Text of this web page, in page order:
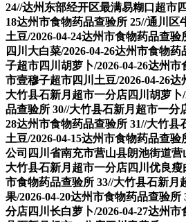
24//达州东部经开区最满易糊口超市
18达州市食物药品查验所 25//通川区
土豆/2026-04-24达州市食物药品查
四川大白菜/2026-04-26达州市食物
子超市四川胡萝卜/2026-04-26达州市
市壹穆子超市四川土豆/2026-04-26
大竹县石新月超市一分店四川胡萝卜
品查验所 30//大竹县石新月超市一分
28达州市食物药品查验所 31//大竹县
土豆/2026-04-15达州市食物药品查
公司四川省南充市营山县朗池街道
大竹县石新月超市一分店四川优良瘦
市食物药品查验所 33//大竹县石新月
果/2026-04-20达州市食物药品查验
分店四川长白萝卜/2026-04-27达州